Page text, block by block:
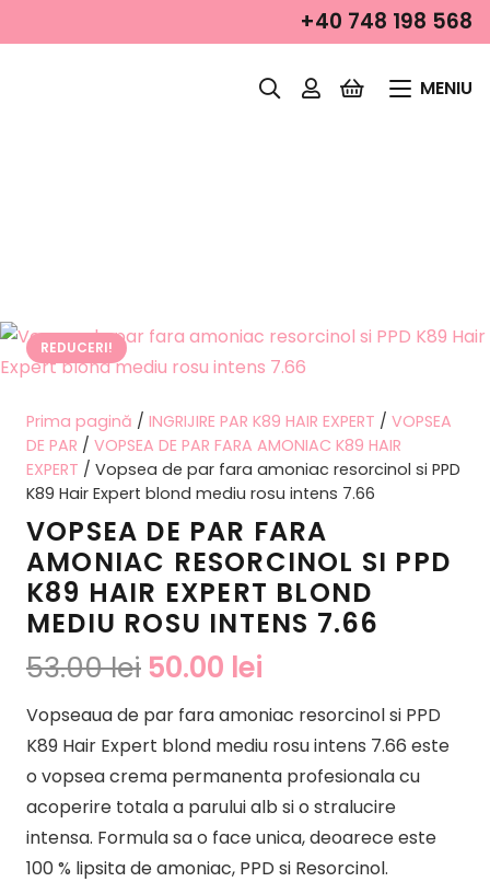
+40 748 198 568
MENIU
REDUCERI!
Prima pagină / INGRIJIRE PAR K89 HAIR EXPERT / VOPSEA
DE PAR / VOPSEA DE PAR FARA AMONIAC K89 HAIR
EXPERT / Vopsea de par fara amoniac resorcinol si PPD
K89 Hair Expert blond mediu rosu intens 7.66
VOPSEA DE PAR FARA
AMONIAC RESORCINOL SI PPD
K89 HAIR EXPERT BLOND
MEDIU ROSU INTENS 7.66
53.00lei Prețul
a
fost:
53.00 lei.
50.00 lei
este:
50.00 lei.
Vopseaua de par fara amoniac resorcinol si PPD
K89 Hair Expert blond mediu rosu intens 7.66 este
o vopsea crema permanenta profesionala cu
acoperire totala a parului alb si o stralucire
intensa. Formula sa o face unica, deoarece este
100 % lipsita de amoniac, PPD si Resorcinol.